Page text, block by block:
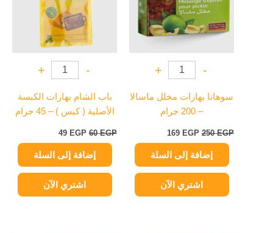
-
+
سوهانا بهارات مخلل ماسالا
– 200 جرام
250EGP
169 EGP
إضافة إلى السلة
اشتري الآن
-
+
باب الشام بهارات الكبسة
الأصلية ( كيس ) – 45 جرام
60EGP
49 EGP
إضافة إلى السلة
اشتري الآن